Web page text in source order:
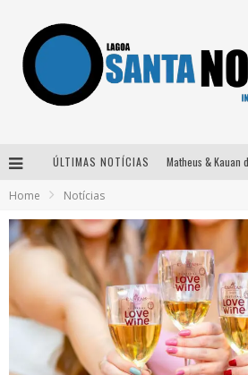
ÚLTIMAS NOTÍCIAS
Home Notícias